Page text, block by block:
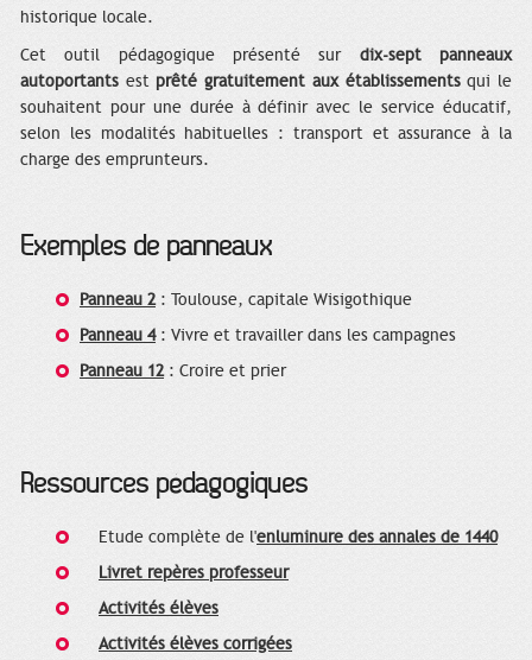
historique locale.
Cet outil pédagogique présenté sur dix-sept panneaux
autoportants estprêté gratuitement aux établissementsqui le
souhaitent pour une durée à définir avec le service éducatif,
selon les modalités habituelles : transport et assurance à la
charge des emprunteurs.
Exemples de panneaux
Panneau 2: Toulouse, capitale Wisigothique
Panneau 4: Vivre et travailler dans les campagnes
Panneau 12: Croire et prier
Ressources pédagogiques
Etude complète de l'enluminure des annales de 1440
Livret repères professeur
Activités élèves
Activités élèves corrigées